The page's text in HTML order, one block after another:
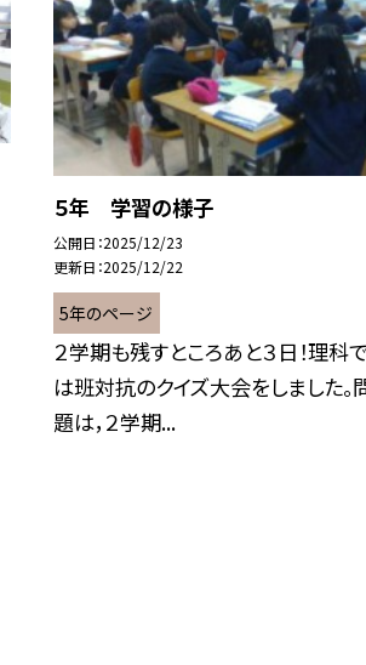
５年 学習の様子
公開日 2025/12/23
更新日 2025/12/22
5年のページ
２学期も残すところあと３日！理科で
は班対抗のクイズ大会をしました。
題は，２学期...